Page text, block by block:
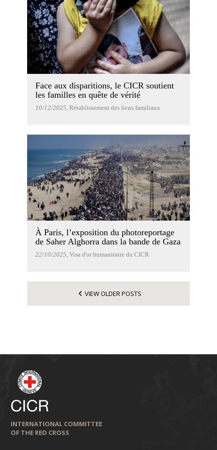
Face aux disparitions, le CICR soutient
les familles en quête de vérité
10/12/2025, Rétablissement des liens familiaux
À Paris, l’exposition du photoreportage
de Saher Alghorra dans la bande de Gaza
22/10/2025 , Visa d'or humanitaire du CICR
VIEW OLDER POSTS
INTERNATIONAL COMMITTEE
OF THE RED CROSS